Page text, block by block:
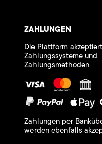
ZAHLUNGEN
Die Plattform
Zahlungssysteme und
Zahlungsmethoden
Zahlungen per
werden ebenfalls